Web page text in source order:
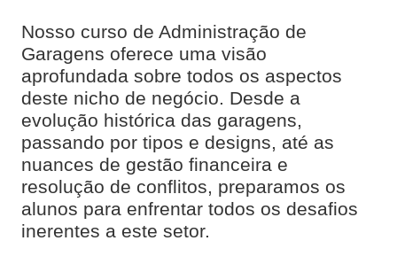
Nosso curso de Administração de
Garagens oferece uma visão
aprofundada sobre todos os aspectos
deste nicho de negócio. Desde a
evolução histórica das garagens,
passando por tipos e designs, até as
nuances de gestão financeira e
resolução de conflitos, preparamos os
alunos para enfrentar todos os desafios
inerentes a este setor.